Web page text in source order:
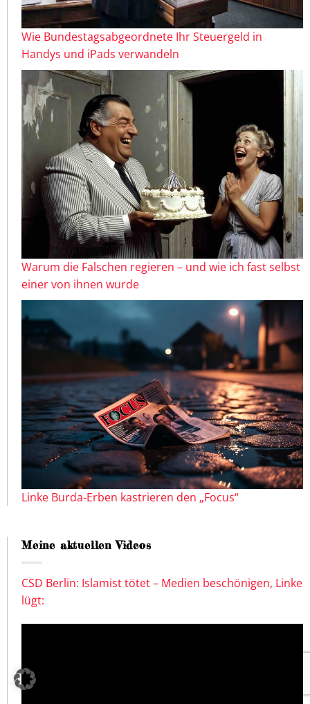
Wie Bundestagsabgeordnete Ihr Steuergeld in
Handys und iPads verwandeln
Warum die Falschen regieren – und wie ich fast selbst
einer von ihnen wurde
Linke Burda-Erben kastrieren den „Focus“
Meine aktuellen Videos
CSD Berlin: Islamist tötet – Medien beschönigen, Linke
lügt: